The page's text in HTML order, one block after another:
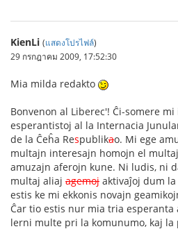
KienLi (แสดงโปรไฟล์)
29 กรกฎาคม 2009, 17:52:30
Mia milda redakto
Bonvenon al Liberec'! Ĉi-somere
esperantistoj al la Internacia
de la Ĉeĥa Respublikao. Mi ege
multajn interesajn homojn el
amuzajn aferojn kune. Ni ludis, ni
multaj aliaj agemoj aktivaĵoj dum la
estis ke mi ekkonis novajn
Ĉar tio estis nur mia tria esperanta
lerni multe pri la komunumo, kaj